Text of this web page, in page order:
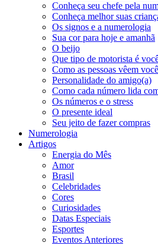
Conheça seu chefe pela
Conheça melhor suas
Os signos e a numerologia
Sua cor para hoje e amanhã
O beijo
Que tipo de motorista é
Como as pessoas vêem você
Personalidade do amigo(a)
Como cada número lida
Os números e o stress
O presente ideal
Seu jeito de fazer compras
Numerologia
Artigos
Energia do Mês
Amor
Brasil
Celebridades
Cores
Curiosidades
Datas Especiais
Esportes
Eventos Anteriores